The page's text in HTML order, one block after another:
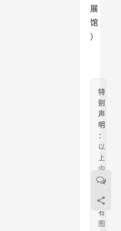
展
馆
）
特
别
声
明
：
以
上
内
容
如
有
图